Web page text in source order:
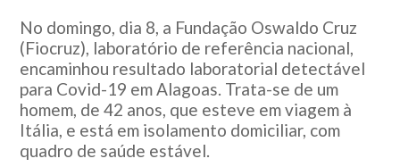
No domingo, dia 8, a Fundação Oswaldo Cruz
(Fiocruz), laboratório de referência nacional,
encaminhou resultado laboratorial detectável
para Covid-19 em Alagoas. Trata-se de um
homem, de 42 anos, que esteve em viagem à
Itália, e está em isolamento domiciliar, com
quadro de saúde estável.